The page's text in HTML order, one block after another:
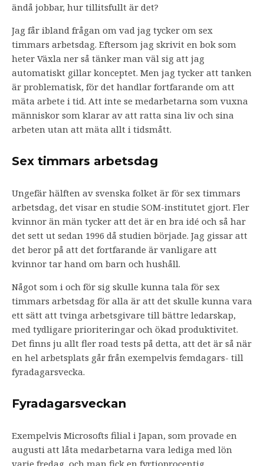
ändå jobbar, hur tillitsfullt är det?
Jag får ibland frågan om vad jag tycker om sex
timmars arbetsdag. Eftersom jag skrivit en bok som
heter Växla ner så tänker man väl sig att jag
automatiskt gillar konceptet. Men jag tycker att tanken
är problematisk, för det handlar fortfarande om att
mäta arbete i tid. Att inte se medarbetarna som vuxna
människor som klarar av att ratta sina liv och sina
arbeten utan att mäta allt i tidsmått.
Sex timmars arbetsdag
Ungefär hälften av svenska folket är för sex timmars
arbetsdag, det visar en studie SOM-institutet gjort. Fler
kvinnor än män tycker att det är en bra idé och så har
det sett ut sedan 1996 då studien började. Jag gissar att
det beror på att det fortfarande är vanligare att
kvinnor tar hand om barn och hushåll.
Något som i och för sig skulle kunna tala för sex
timmars arbetsdag för alla är att det skulle kunna vara
ett sätt att tvinga arbetsgivare till bättre ledarskap,
med tydligare prioriteringar och ökad produktivitet.
Det finns ju allt fler road tests på detta, att det är så när
en hel arbetsplats går från exempelvis femdagars- till
fyradagarsvecka.
Fyradagarsveckan
Exempelvis Microsofts filial i Japan, som provade en
augusti att låta medarbetarna vara lediga med lön
varje fredag, och man fick en fyrtioprocentig